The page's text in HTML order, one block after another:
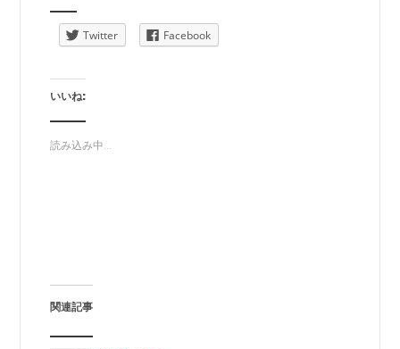
Twitter Facebook
いいね:
読み込み中...
関連記事